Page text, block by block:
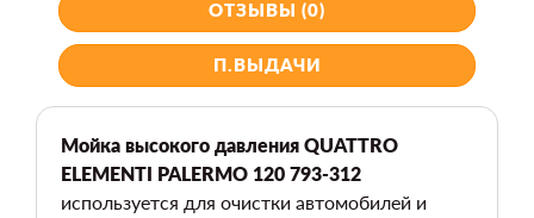
ОТЗЫВЫ (0)
П.ВЫДАЧИ
Мойка высокого давления QUATTRO
ELEMENTI PALERMO 120 793-312
используется для очистки автомобилей и